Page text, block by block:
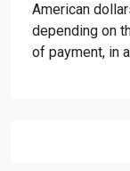
American
depending on
of payment, in